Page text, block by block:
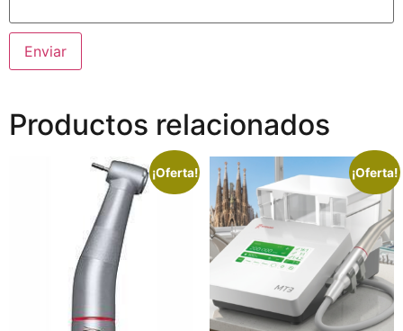
Productos relacionados
¡Oferta! ¡Oferta!